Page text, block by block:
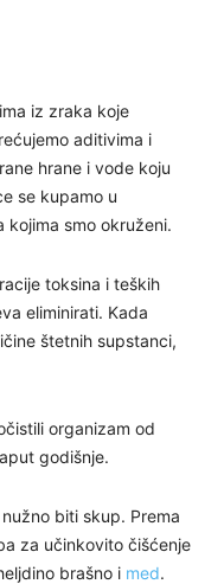
iz zraka koje
aditivima i
hrane i vode koju
se kupamo u
kojima smo okruženi.
toksina i teških
eliminirati. Kada
štetnih supstanci,
organizam od
godišnje.
biti skup. Prema
za učinkovito čišćenje
brašno i med.